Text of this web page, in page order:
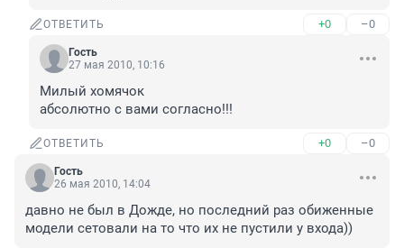
ОТВЕТИТЬ +0 –0
Гость
27 мая 2010, 10:16
Милый хомячок
ОТВЕТИТЬ +0 –0
Гость
26 мая 2010, 14:04
давно не был в Дожде, но последний раз обиженные
модели сетовали на то что их не пустили у входа))